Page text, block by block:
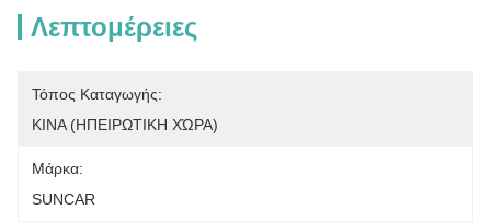
Λεπτομέρειες
Τόπος Καταγωγής:
ΚΙΝΑ (ΗΠΕΙΡΩΤΙΚΗ ΧΏΡΑ)
Μάρκα:
SUNCAR